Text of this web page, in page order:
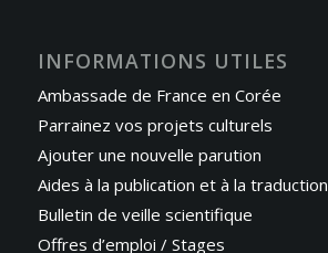
INFORMATIONS UTILES
Ambassade de France en Corée
Parrainez vos projets culturels
Ajouter une nouvelle parution
Aides à la publication et à la traduction
Bulletin de veille scientifique
Offres d’emploi / Stages